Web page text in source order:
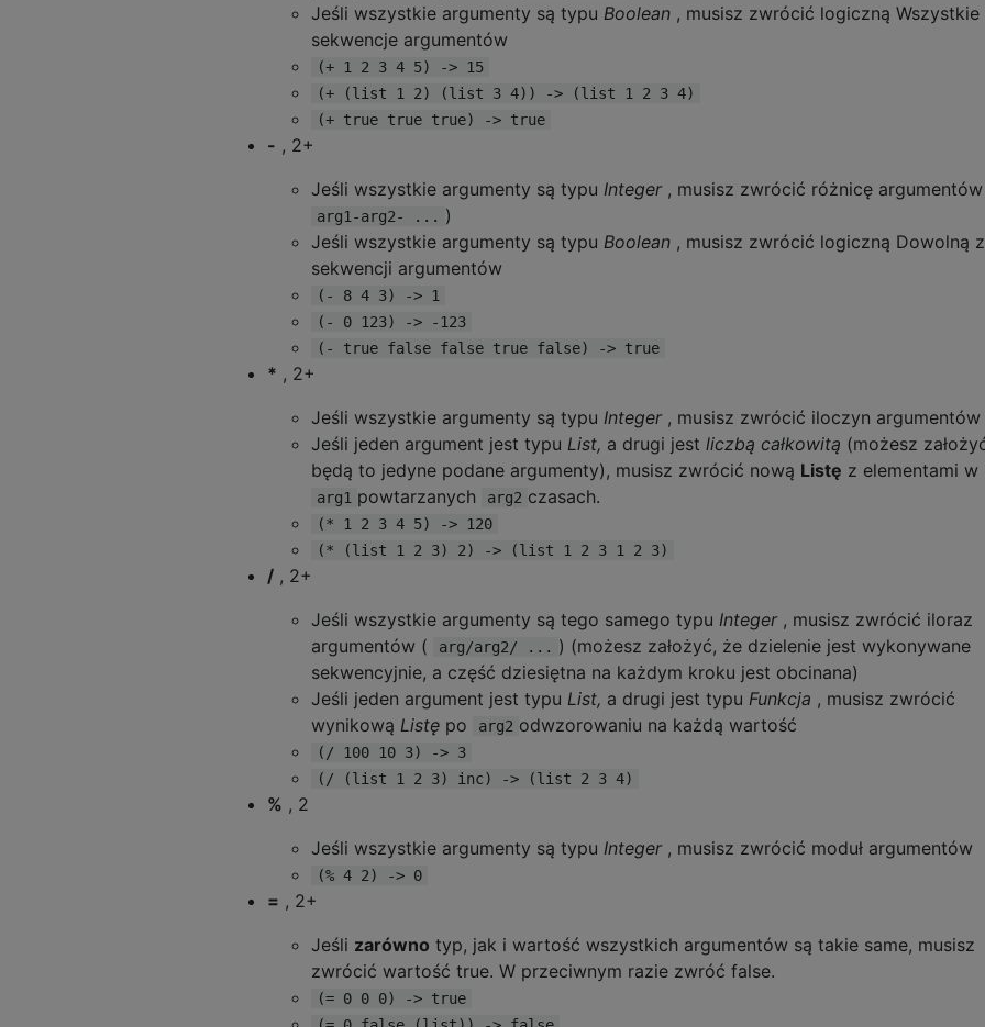
Jeśli wszystkie argumenty są typu Boolean , musisz zwrócić logiczną Wszystkie
sekwencje argumentów
(+ 1 2 3 4 5) -> 15
(+ (list 1 2) (list 3 4)) -> (list 1 2 3 4)
(+ true true true) -> true
- , 2+
Jeśli wszystkie argumenty są typu Integer , musisz zwrócić różnicę
arg1-arg2- ... )
Jeśli wszystkie argumenty są typu Boolean , musisz zwrócić logiczną Dowolną z
sekwencji argumentów
(- 8 4 3) -> 1
(- 0 123) -> -123
(- true false false true false) -> true
* , 2+
Jeśli wszystkie argumenty są typu Integer , musisz zwrócić iloczyn argumentów
Jeśli jeden argument jest typu List, a drugi jest liczbą całkowitą (możesz
będą to jedyne podane argumenty), musisz zwrócić nową Listę z elementami w
arg1 powtarzanych arg2 czasach.
(* 1 2 3 4 5) -> 120
(* (list 1 2 3) 2) -> (list 1 2 3 1 2 3)
/ , 2+
Jeśli wszystkie argumenty są tego samego typu Integer , musisz zwrócić iloraz
argumentów (
arg/arg2/ ... ) (możesz założyć, że dzielenie jest wykonywane
sekwencyjnie, a część dziesiętna na każdym kroku jest obcinana)
Jeśli jeden argument jest typu List, a drugi jest typu Funkcja , musisz zwrócić
wynikową Listę po arg2 odwzorowaniu na każdą wartość
(/ 100 10 3) -> 3
(/ (list 1 2 3) inc) -> (list 2 3 4)
% , 2
Jeśli wszystkie argumenty są typu Integer , musisz zwrócić moduł argumentów
(% 4 2) -> 0
= , 2+
Jeśli zarówno typ, jak i wartość wszystkich argumentów są takie same, musisz
zwrócić wartość true. W przeciwnym razie zwróć false.
(= 0 0 0) -> true